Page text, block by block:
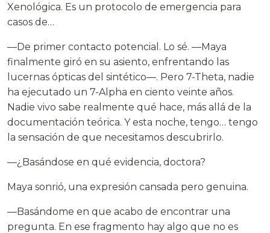
Xenológica. Es un protocolo de emergencia para
casos de…
—De primer contacto potencial. Lo sé. —Maya
finalmente giró en su asiento, enfrentando las
lucernas ópticas del sintético—. Pero 7-Theta, nadie
ha ejecutado un 7-Alpha en ciento veinte años.
Nadie vivo sabe realmente qué hace, más allá de la
documentación teórica. Y esta noche, tengo… tengo
la sensación de que necesitamos descubrirlo.
—¿Basándose en qué evidencia, doctora?
Maya sonrió, una expresión cansada pero genuina.
—Basándome en que acabo de encontrar una
pregunta. En ese fragmento hay algo que no es